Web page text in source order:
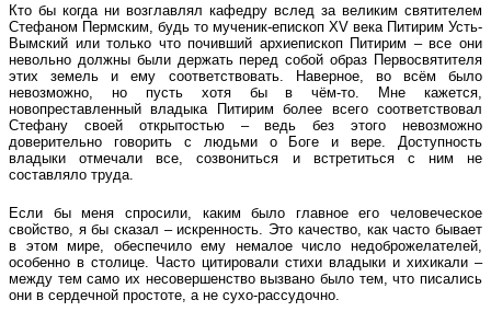
Кто бы когда ни возглавлял кафедру вслед за великим святителем
Стефаном Пермским, будь то мученик-епископ XV века Питирим Усть-
Вымский или только что почивший архиепископ Питирим – все они
невольно должны были держать перед собой образ Первосвятителя
этих земель и ему соответствовать. Наверное, во всём было
невозможно, но пусть хотя бы в чём-то. Мне кажется,
новопреставленный владыка Питирим более всего соответствовал
Стефану своей открытостью – ведь без этого невозможно
доверительно говорить с людьми о Боге и вере. Доступность
владыки отмечали все, созвониться и встретиться с ним не
составляло труда.
Если бы меня спросили, каким было главное его человеческое
свойство, я бы сказал – искренность. Это качество, как часто бывает
в этом мире, обеспечило ему немалое число недоброжелателей,
особенно в столице. Часто цитировали стихи владыки и хихикали –
между тем само их несовершенство вызвано было тем, что писались
они в сердечной простоте, а не сухо-рассудочно.